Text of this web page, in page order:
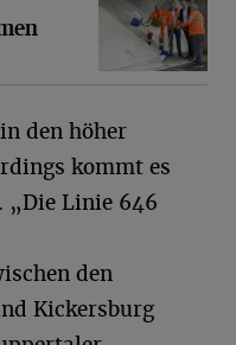
den höher
kommt es
„Die Linie 646
den
Kickersburg